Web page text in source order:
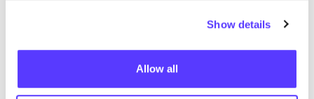
Show details
Allow all